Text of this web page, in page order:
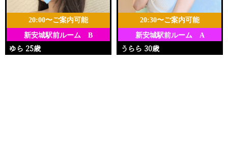
新安城駅前ルーム B
20:00〜ご案内可能
ゆら 25歳
新安城駅前ルーム A
20:30〜ご案内可能
うらら 30歳